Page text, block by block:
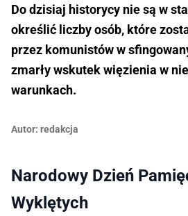
Do dzisiaj historycy nie są w
określić liczby osób, które
przez komunistów w
zmarły wskutek więzienia w
warunkach.
Autor: redakcja
Narodowy Dzień
Wyklętych